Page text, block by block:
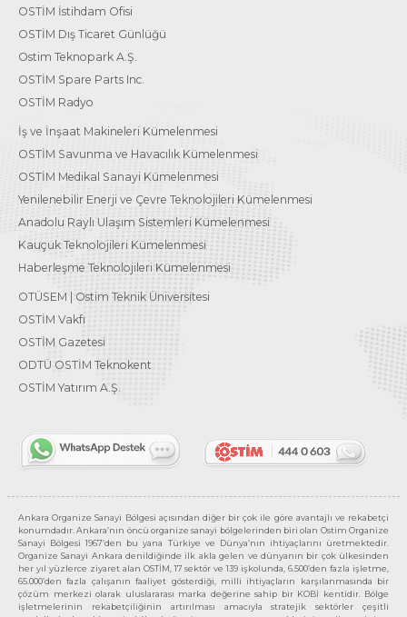
OSTİM İstihdam Ofisi
OSTİM Dış Ticaret Günlüğü
Ostim Teknopark A.Ş.
OSTİM Spare Parts Inc.
OSTİM Radyo
İş ve İnşaat Makineleri Kümelenmesi
OSTİM Savunma ve Havacılık Kümelenmesi
OSTİM Medikal Sanayi Kümelenmesi
Yenilenebilir Enerji ve Çevre Teknolojileri Kümelenmesi
Anadolu Raylı Ulaşım Sistemleri Kümelenmesi
Kauçuk Teknolojileri Kümelenmesi
Haberleşme Teknolojileri Kümelenmesi
OTÜSEM | Ostim Teknik Üniversitesi
OSTİM Vakfı
OSTİM Gazetesi
ODTÜ OSTİM Teknokent
OSTİM Yatırım A.Ş.
Ankara Organize Sanayi Bölgesi açısından diğer bir çok ile göre avantajlı ve rekabetçi
konumdadır. Ankara’nın öncü organize sanayi bölgelerinden biri olan Ostim Organize
Sanayi Bölgesi 1967’den bu yana Türkiye ve Dünya’nın ihtiyaçlarını üretmektedir.
Organize Sanayi Ankara denildiğinde ilk akla gelen ve dünyanın bir çok ülkesinden
her yıl yüzlerce ziyaret alan OSTİM, 17 sektör ve 139 işkolunda, 6.500’den fazla işletme,
65.000’den fazla çalışanın faaliyet gösterdiği, milli ihtiyaçların karşılanmasında bir
çözüm merkezi olarak uluslararası marka değerine sahip bir KOBİ kentidir. Bölge
işletmelerinin rekabetçiliğinin artırılması amacıyla stratejik sektörler çeşitli